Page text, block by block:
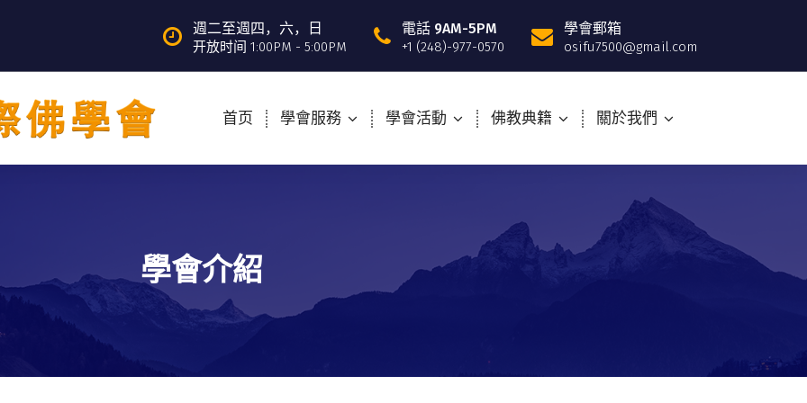
週二至週四，六，日
开放时间 1:00PM - 5:00PM
電話 9AM-5PM
+1 (248)-977-0570
學會郵箱
osifu7500@gmail.com
首页 學會服務 學會活動 佛教典籍 關於我們
學會介紹